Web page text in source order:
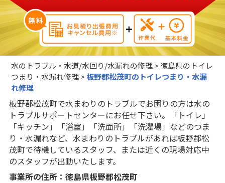
水のトラブル・水道/水回り/水漏れの修理>徳島県のトイレ
つまり・水漏れ修理>板野郡松茂町のトイレつまり・水漏
れ修理
板野郡松茂町で水まわりのトラブルでお困りの方は水の
トラブルサポートセンターにお任せ下さい。「トイレ」
「キッチン」「浴室」「洗面所」「洗濯場」などのつま
り・水漏れなど、水まわりのトラブルがあれば板野郡松
茂町で待機しているスタッフ、または近くの現場対応中
のスタッフが出動いたします。
事業所の住所：徳島県板野郡松茂町